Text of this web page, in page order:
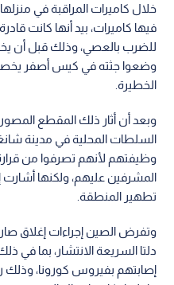
خلال كاميرات المراقبة في
فيها كاميرات، بيد أنها كانت
للضرب بالعصي، وذلك قبل أن
وضعوا جثته في كيس أصفر
الخطيرة.
وبعد أن أثار ذلك المقطع
السلطات المحلية في مدينة
وظيفتهم لأنهم تصرفوا من
المشرفين عليهم، ولكنها
تطهير المنطقة.
وتفرض الصين إجراءات إغلاق
دلتا السريعة الانتشار، بما في
إصابتهم بفيروس كورونا، وذلك